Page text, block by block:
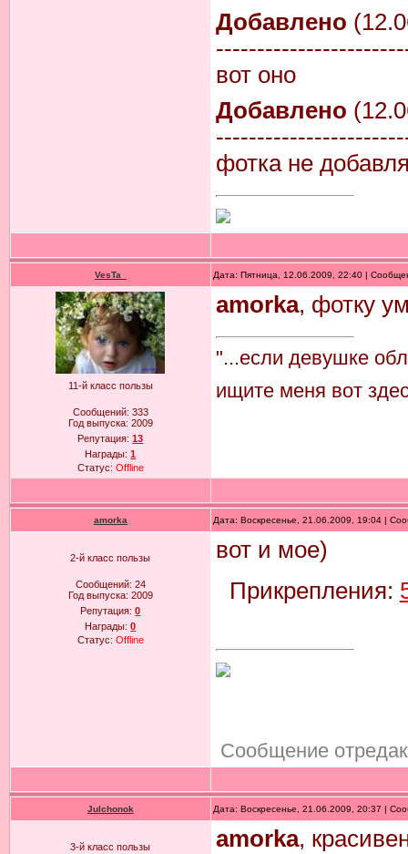
Добавлено
вот оно
Добавлено
фотка не
VesTa_ Дата: Пятница, 12.06.2009, 22:40 |
11-й класс пользы
Сообщений: 333
Год выпуска: 2009
Репутация:13
Награды:1
Статус: Offline
amorka, фотку
"...если девушке
ищите меня вот
amorka Дата: Воскресенье, 21.06.2009, 19:04 |
2-й класс пользы
Сообщений: 24
Год выпуска: 2009
Репутация:0
Награды:0
Статус: Offline
вот и мое)
Прикрепления:
Сообщение
Julchonok Дата: Воскресенье, 21.06.2009, 20:37 |
3-й класс пользы amorka,